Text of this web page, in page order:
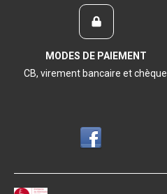
MODES DE PAIEMENT
CB, virement bancaire et chèque.